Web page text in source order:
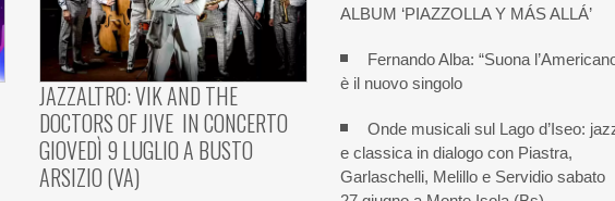
JAZZALTRO: VIK AND THE
DOCTORS OF JIVE IN CONCERTO
GIOVEDÌ 9 LUGLIO A BUSTO
ARSIZIO (VA)
ALBUM ‘PIAZZOLLA Y MÁS ALLÁ’
Fernando Alba: “Suona
è il nuovo singolo
Onde musicali sul Lago d’Iseo:
e classica in dialogo con Piastra,
Garlaschelli, Melillo e Servidio sabato